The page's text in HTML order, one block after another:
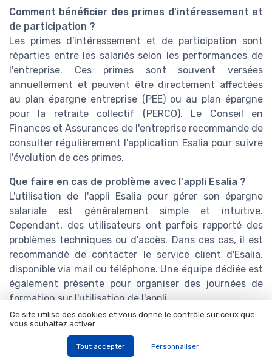
Comment bénéficier des primes d'intéressement et
de participation ?
Les primes d'intéressement et de participation sont
réparties entre les salariés selon les performances de
l'entreprise. Ces primes sont souvent versées
annuellement et peuvent être directement affectées
au plan épargne entreprise (PEE) ou au plan épargne
pour la retraite collectif (PERCO). Le Conseil en
Finances et Assurances de l'entreprise recommande de
consulter régulièrement l'application Esalia pour suivre
l'évolution de ces primes.
Que faire en cas de problème avec l'appli Esalia ?
L'utilisation de l'appli Esalia pour gérer son épargne
salariale est généralement simple et intuitive.
Cependant, des utilisateurs ont parfois rapporté des
problèmes techniques ou d'accès. Dans ces cas, il est
recommandé de contacter le service client d'Esalia,
disponible via mail ou téléphone. Une équipe dédiée est
également présente pour organiser des journées de
formation sur l'utilisation de l'appli.
Quels supports de placement choisir ?
En matière de supports de placement, les options sont
multiples chez Esalia. Pour choisir les plus adaptés, il
Ce site utilise des cookies et vous donne le contrôle sur ceux que
vous souhaitez activer
Tout accepter Personnaliser